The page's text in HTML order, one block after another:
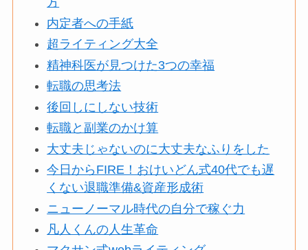
内定者への手紙
超ライティング大全
精神科医が見つけた3つの幸福
転職の思考法
後回しにしない技術
転職と副業のかけ算
大丈夫じゃないのに大丈夫なふりをした
今日からFIRE！おけいどん式40代でも遅
くない退職準備&資産形成術
ニューノーマル時代の自分で稼ぐ力
凡人くんの人生革命